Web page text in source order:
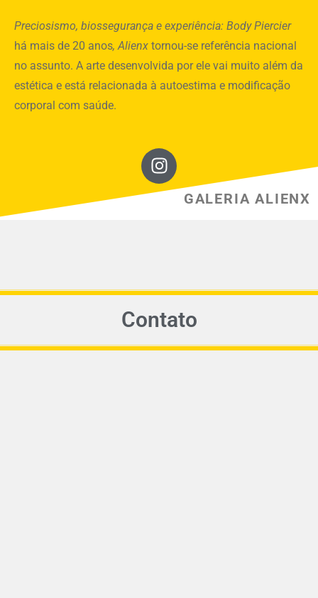
Preciosismo, biossegurança e experiência: Body Piercier
há mais de 20 anos, Alienx tornou-se referência nacional
no assunto. A arte desenvolvida por ele vai muito além da
estética e está relacionada à autoestima e modificação
corporal com saúde.
GALERIA ALIENX
Contato